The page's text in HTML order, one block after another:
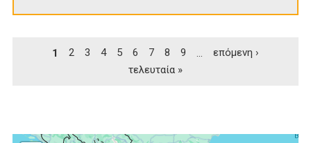
1 2 3 4 5 6 7 8 9
επόμενη ›
τελευταία »